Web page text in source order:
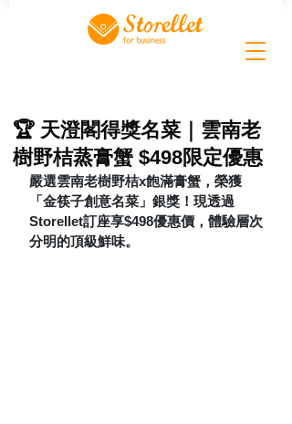
🏆 天澄閣得獎名菜｜雲南老
樹野桔蒸膏蟹 $498限定優惠
嚴選雲南老樹野桔x飽滿膏蟹，榮獲
「金筷子創意名菜」銀獎！現透過
Storellet訂座享$498優惠價，體驗層次
分明的頂級鮮味。